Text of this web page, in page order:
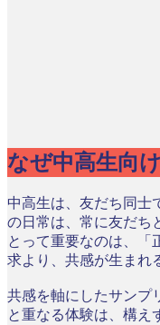
なぜ中高生向
中高生は、友だち同士
の日常は、常に友だち
とって重要なのは、「
求より、共感が生まれ
共感を軸にしたサンプ
と重なる体験は、構え